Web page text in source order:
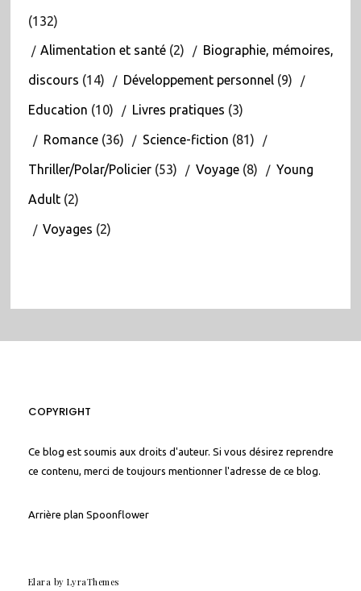
(132)
Alimentation et santé(2) Biographie, mémoires,
discours (14) Développement personnel(9)
Education (10) Livres pratiques (3)
Romance(36) Science-fiction (81)
Thriller/Polar/Policier(53) Voyage(8) Young
Adult(2)
Voyages (2)
COPYRIGHT
Ce blog est soumis aux droits d'auteur. Si vous désirez reprendre
ce contenu, merci de toujours mentionner l'adresse de ce blog.
Arrière plan Spoonflower
Elara by LyraThemes